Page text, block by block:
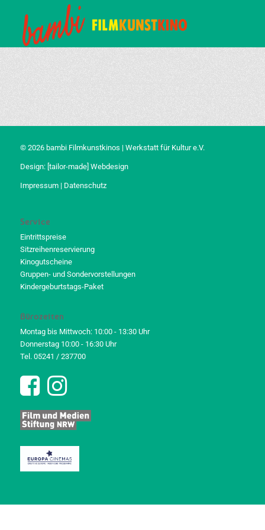
© 2026 bambi Filmkunstkinos | Werkstatt für Kultur e.V.
Design: [tailor-made] Webdesign
Impressum| Datenschutz
Service
Eintrittspreise
Sitzreihenreservierung
Kinogutscheine
Gruppen- und Sondervorstellungen
Kindergeburtstags-Paket
Bürozeiten
Montag bis Mittwoch: 10:00 - 13:30 Uhr
Donnerstag 10:00 - 16:30 Uhr
Tel. 05241 / 237700